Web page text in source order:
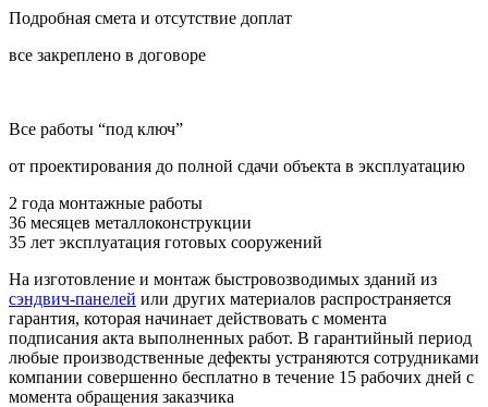
Подробная смета и отсутствие доплат
все закреплено в договоре
Все работы “под ключ”
от проектирования до полной сдачи объекта в эксплуатацию
2 года монтажные работы
36 месяцев металлоконструкции
35 лет эксплуатация готовых сооружений
На изготовление и монтаж быстровозводимых зданий из
сэндвич-панелей или других материалов распространяется
гарантия, которая начинает действовать с момента
подписания акта выполненных работ. В гарантийный период
любые производственные дефекты устраняются сотрудниками
компании совершенно бесплатно в течение 15 рабочих дней с
момента обращения заказчика